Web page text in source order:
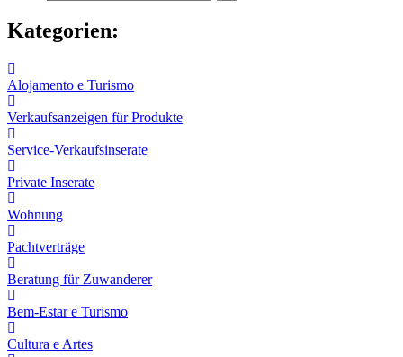
Kategorien:
Alojamento e Turismo
Verkaufsanzeigen für Produkte
Service-Verkaufsinserate
Private Inserate
Wohnung
Pachtverträge
Beratung für Zuwanderer
Bem-Estar e Turismo
Cultura e Artes